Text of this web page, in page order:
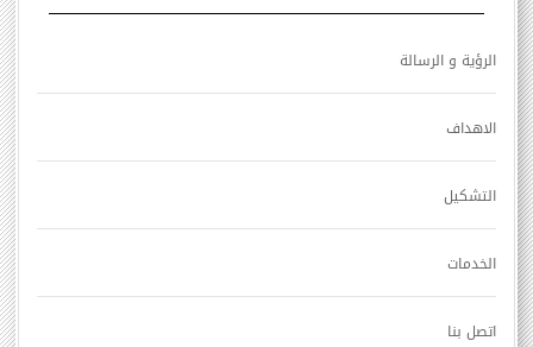
الرؤية و الرسالة
الاهداف
التشكيل
الخدمات
اتصل بنا